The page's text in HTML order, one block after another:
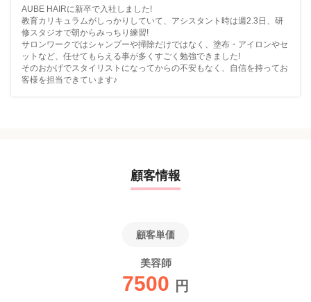
AUBE HAIRに新卒で入社しました!
教育カリキュラムがしっかりしていて、アシスタント時は週2.3日、研
修スタジオで朝からみっちり練習!
サロンワークではシャンプーや掃除だけではなく、塗布・アイロンやセ
ットなど、任せてもらえる事が多くすごく勉強できました!
そのおかげでスタイリストになってからの不安もなく、自信を持ってお
客様を担当できています♪
顧客情報
顧客単価
美容師
7500 円